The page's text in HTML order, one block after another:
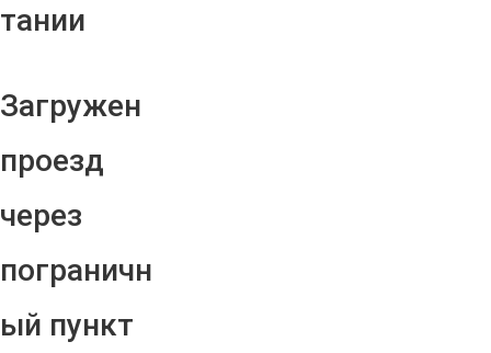
тании
Загружен
проезд
через
пограничн
ый пункт